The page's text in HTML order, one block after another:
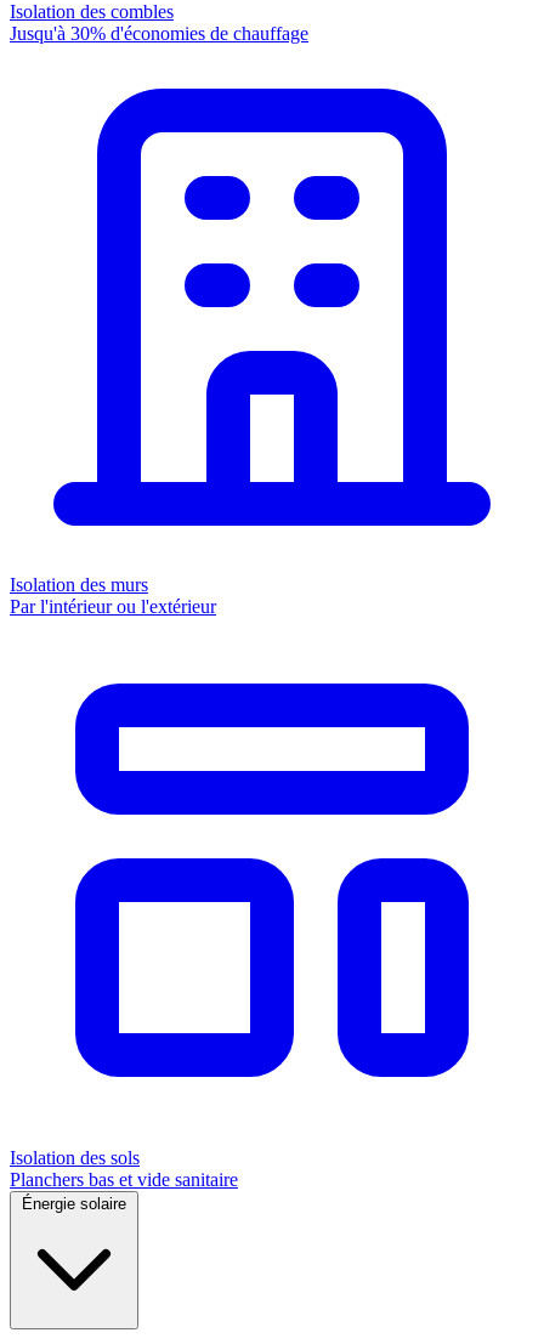
Isolation des combles
Jusqu'à 30% d'économies de chauffage
Isolation des murs
Par l'intérieur ou l'extérieur
Isolation des sols
Planchers bas et vide sanitaire